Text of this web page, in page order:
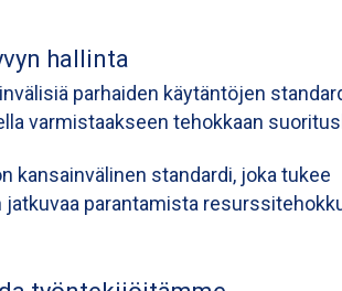
hallinta
parhaiden käytäntöjen
varmistaakseen tehokkaan
kansainvälinen standardi, joka tukee
parantamista